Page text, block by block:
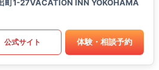
町1-27VACATION INN YOKOHAMA
公式サイト 体験・相談予約